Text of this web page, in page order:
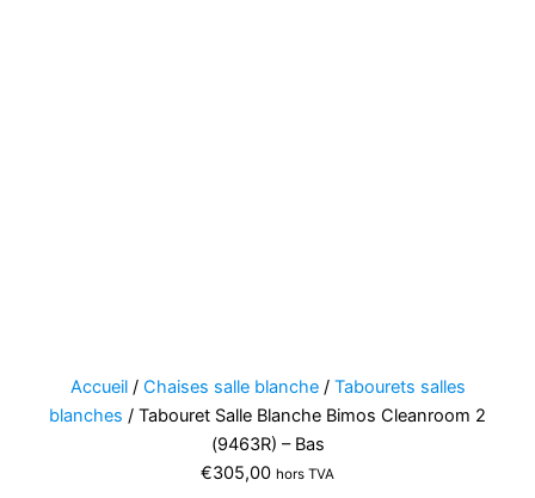
Accueil/ Chaises salle blanche/ Tabourets salles
blanches / Tabouret Salle Blanche Bimos Cleanroom 2
(9463R) – Bas
€305,00 hors TVA